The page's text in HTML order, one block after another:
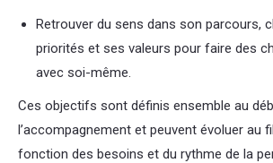
Retrouver du sens dans son parcours,
priorités et ses valeurs pour faire des
avec soi-même.
Ces objectifs sont définis ensemble au
l’accompagnement et peuvent évoluer au
fonction des besoins et du rythme de la